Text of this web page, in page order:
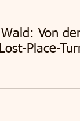
Von
Place-